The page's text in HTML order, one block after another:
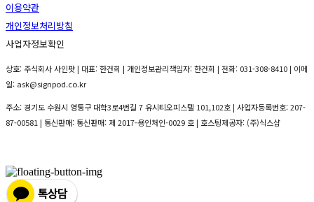
이용약관
개인정보처리방침
사업자정보확인
상호: 주식회사 사인팟 | 대표: 한건희 | 개인정보관리책임자: 한건희 | 전화: 031-308-8410 | 이메
일: ask@signpod.co.kr
주소: 경기도 수원시 영통구 대학3로4번길 7 유시티오피스텔 101,102호 | 사업자등록번호:207-
87-00581 | 통신판매: 통신판매: 제 2017-용인처인-0029 호 | 호스팅제공자: (주)식스샵